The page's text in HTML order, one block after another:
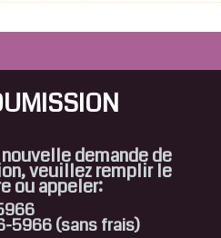
demande de
veuillez remplir le
ou appeler:
5966 (sans frais)